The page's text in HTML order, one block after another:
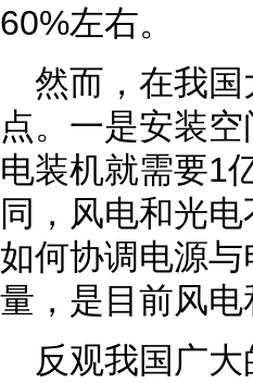
60%左右。
然而，在我
点。一是安装
电装机就需要1
同，风电和光
如何协调电源
量，是目前风
反观我国广